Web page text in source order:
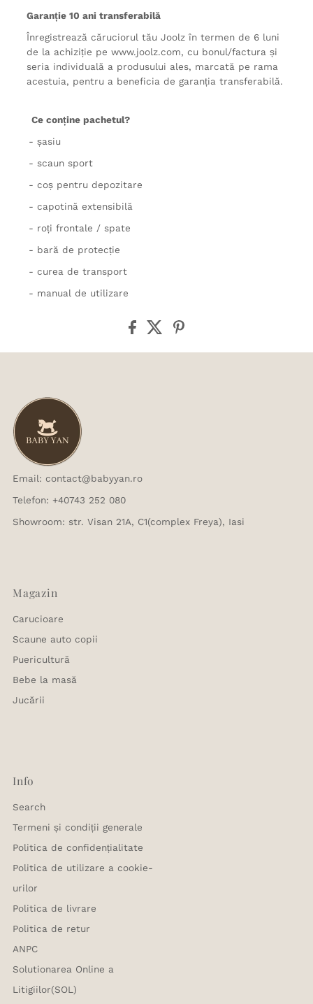
Garanție 10 ani transferabilă
Înregistrează căruciorul tău Joolz în termen de 6 luni
de la achiziție pe www.joolz.com, cu bonul/factura și
seria individuală a produsului ales, marcată pe rama
acestuia, pentru a beneficia de garanția transferabilă.
Ce conține pachetul?
- șasiu
- scaun sport
- coș pentru depozitare
- capotină extensibilă
- roți frontale / spate
- bară de protecție
- curea de transport
- manual de utilizare
Email: contact@babyyan.ro
Telefon: +40743 252 080
Showroom: str. Visan 21A, C1(complex Freya), Iasi
Magazin
Carucioare
Scaune auto copii
Puericultură
Bebe la masă
Jucării
Info
Search
Termeni și condiții generale
Politica de confidențialitate
Politica de utilizare a cookie-
urilor
Politica de livrare
Politica de retur
ANPC
Solutionarea Online a
Litigiilor(SOL)